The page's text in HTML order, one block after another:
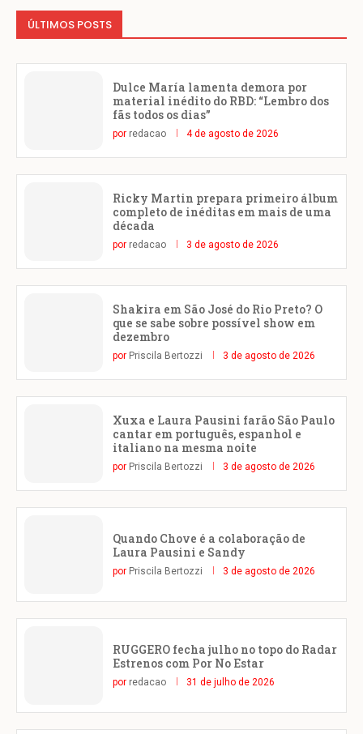
ÚLTIMOS POSTS
Dulce María lamenta demora por
material inédito do RBD: “Lembro dos
fãs todos os dias”
por redacao 4 de agosto de 2026
Ricky Martin prepara primeiro álbum
completo de inéditas em mais de uma
década
por redacao 3 de agosto de 2026
Shakira em São José do Rio Preto? O
que se sabe sobre possível show em
dezembro
por Priscila Bertozzi 3 de agosto de 2026
Xuxa e Laura Pausini farão São Paulo
cantar em português, espanhol e
italiano na mesma noite
por Priscila Bertozzi 3 de agosto de 2026
Quando Chove é a colaboração de
Laura Pausini e Sandy
por Priscila Bertozzi 3 de agosto de 2026
RUGGERO fecha julho no topo do Radar
Estrenos com Por No Estar
por redacao 31 de julho de 2026